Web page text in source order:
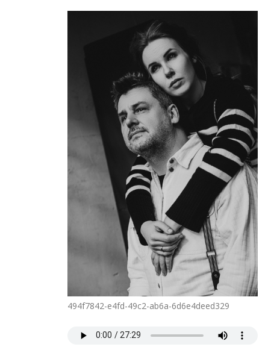
494f7842-e4fd-49c2-ab6a-6d6e4deed329